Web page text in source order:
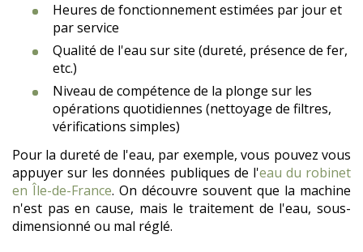
Heures de fonctionnement estimées par jour et
par service
Qualité de l'eau sur site (dureté, présence de fer,
etc.)
Niveau de compétence de la plonge sur les
opérations quotidiennes (nettoyage de filtres,
vérifications simples)
Pour la dureté de l'eau, par exemple, vous pouvez vous
appuyer sur les données publiques de l'eau du robinet
en Île-de-France. On découvre souvent que la machine
n'est pas en cause, mais le traitement de l'eau, sous-
dimensionné ou mal réglé.